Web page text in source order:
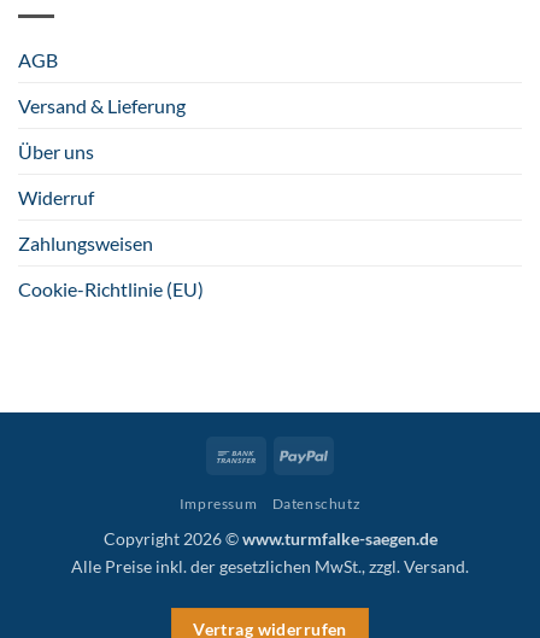
AGB
Versand & Lieferung
Über uns
Widerruf
Zahlungsweisen
Cookie-Richtlinie (EU)
Bank
Impressum Datenschutz
Copyright 2026 ©www.turmfalke-saegen.de
Alle Preise inkl. der gesetzlichen MwSt., zzgl.Versand.
Vertrag widerrufen